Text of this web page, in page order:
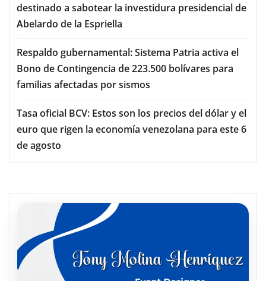
destinado a sabotear la investidura presidencial de
Abelardo de la Espriella
Respaldo gubernamental: Sistema Patria activa el
Bono de Contingencia de 223.500 bolívares para
familias afectadas por sismos
Tasa oficial BCV: Estos son los precios del dólar y el
euro que rigen la economía venezolana para este 6
de agosto